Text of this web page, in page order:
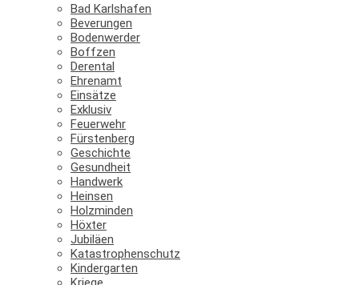
Bad Karlshafen
Beverungen
Bodenwerder
Boffzen
Derental
Ehrenamt
Einsätze
Exklusiv
Feuerwehr
Fürstenberg
Geschichte
Gesundheit
Handwerk
Heinsen
Holzminden
Höxter
Jubiläen
Katastrophenschutz
Kindergarten